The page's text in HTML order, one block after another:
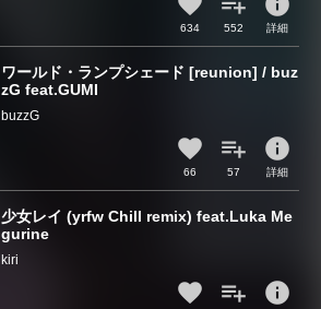
634 552 詳細
ワールド・ランプシェード [reunion] / buz
zG feat.GUMI
buzzG
66 57
info
詳細
少女レイ (yrfw Chill remix) feat.Luka Me
gurine
kiri
info